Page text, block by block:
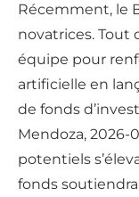
Récemment, le
novatrices. Tout
équipe pour
artificielle en
de fonds
Mendoza, 2026-
potentiels
fonds soutiendra